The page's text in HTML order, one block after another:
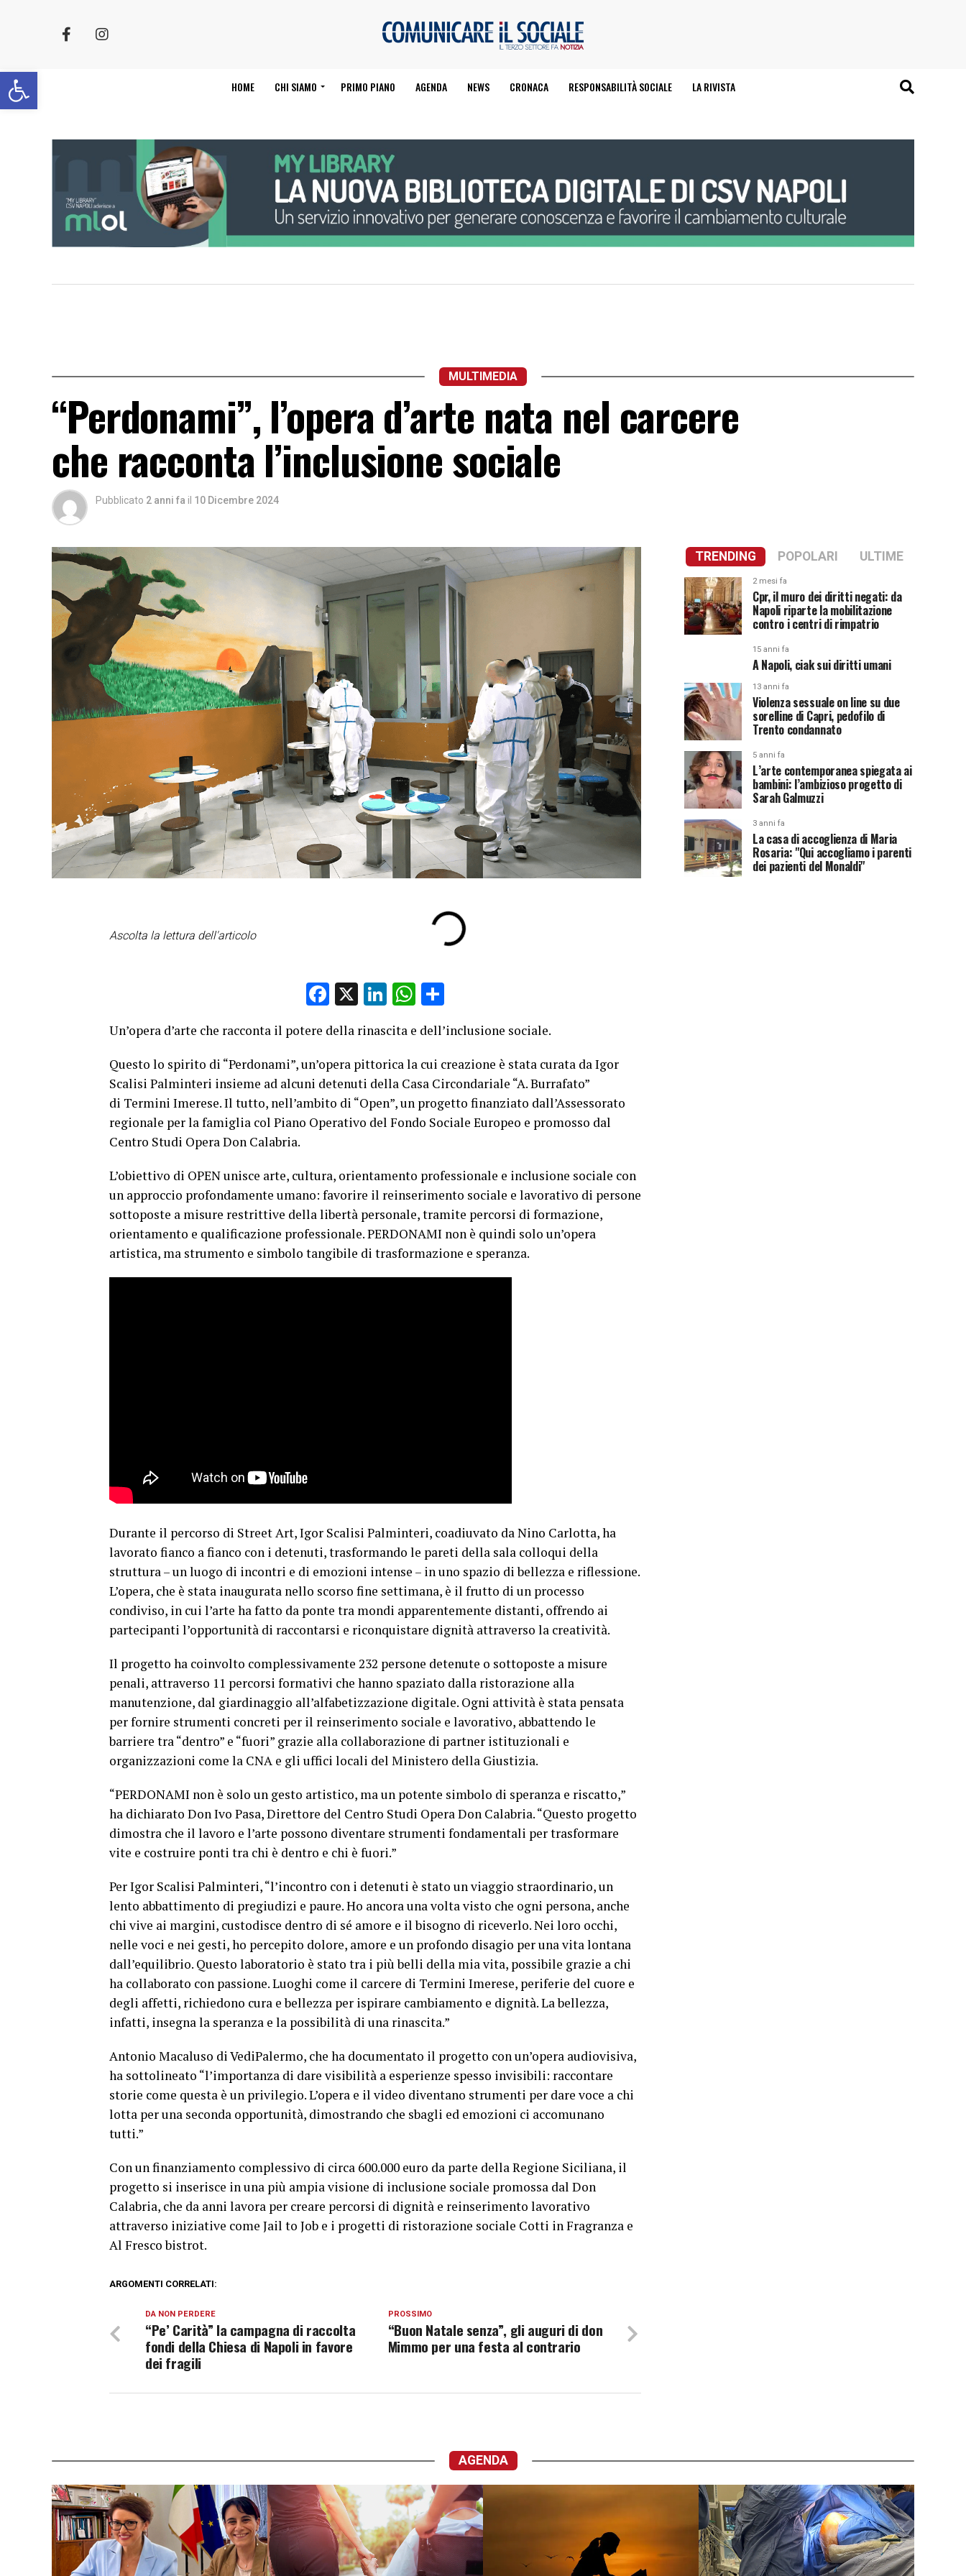
Apri la barra degli strumenti HOME CHI SIAMO PRIMO PIANO AGENDA NEWS CRONACA RESPONSABILITÀ SOCIALE LA RIVISTA
MULTIMEDIA
“Perdonami”, l’opera d’arte nata nel carcere
che racconta l’inclusione sociale
Pubblicato 2 anni fa il 10 Dicembre 2024
Ascolta la lettura dell'articolo
Facebook
X LinkedIn
WhatsApp
Un’opera d’arte che racconta il potere della rinascita e dell’inclusione sociale.
Questo lo spirito di “Perdonami”, un’opera pittorica la cui creazione è stata curata da Igor
Scalisi Palminteri insieme ad alcuni detenuti della Casa Circondariale “A. Burrafato”
di Termini Imerese. Il tutto, nell’ambito di “Open”, un progetto finanziato dall’Assessorato
regionale per la famiglia col Piano Operativo del Fondo Sociale Europeo e promosso dal
Centro Studi Opera Don Calabria.
L’obiettivo di OPEN unisce arte, cultura, orientamento professionale e inclusione sociale con
un approccio profondamente umano: favorire il reinserimento sociale e lavorativo di persone
sottoposte a misure restrittive della libertà personale, tramite percorsi di formazione,
orientamento e qualificazione professionale. PERDONAMI non è quindi solo un’opera
artistica, ma strumento e simbolo tangibile di trasformazione e speranza.
Durante il percorso di Street Art, Igor Scalisi Palminteri, coadiuvato da Nino Carlotta, ha
lavorato fianco a fianco con i detenuti, trasformando le pareti della sala colloqui della
struttura – un luogo di incontri e di emozioni intense – in uno spazio di bellezza e riflessione.
L’opera, che è stata inaugurata nello scorso fine settimana, è il frutto di un processo
condiviso, in cui l’arte ha fatto da ponte tra mondi apparentemente distanti, offrendo ai
partecipanti l’opportunità di raccontarsi e riconquistare dignità attraverso la creatività.
Il progetto ha coinvolto complessivamente 232 persone detenute o sottoposte a misure
penali, attraverso 11 percorsi formativi che hanno spaziato dalla ristorazione alla
manutenzione, dal giardinaggio all’alfabetizzazione digitale. Ogni attività è stata pensata
per fornire strumenti concreti per il reinserimento sociale e lavorativo, abbattendo le
barriere tra “dentro” e “fuori” grazie alla collaborazione di partner istituzionali e
organizzazioni come la CNA e gli uffici locali del Ministero della Giustizia.
“PERDONAMI non è solo un gesto artistico, ma un potente simbolo di speranza e riscatto,”
ha dichiarato Don Ivo Pasa, Direttore del Centro Studi Opera Don Calabria. “Questo progetto
dimostra che il lavoro e l’arte possono diventare strumenti fondamentali per trasformare
vite e costruire ponti tra chi è dentro e chi è fuori.”
Per Igor Scalisi Palminteri, “l’incontro con i detenuti è stato un viaggio straordinario, un
lento abbattimento di pregiudizi e paure. Ho ancora una volta visto che ogni persona, anche
chi vive ai margini, custodisce dentro di sé amore e il bisogno di riceverlo. Nei loro occhi,
nelle voci e nei gesti, ho percepito dolore, amore e un profondo disagio per una vita lontana
dall’equilibrio. Questo laboratorio è stato tra i più belli della mia vita, possibile grazie a chi
ha collaborato con passione. Luoghi come il carcere di Termini Imerese, periferie del cuore e
degli affetti, richiedono cura e bellezza per ispirare cambiamento e dignità. La bellezza,
infatti, insegna la speranza e la possibilità di una rinascita.”
Antonio Macaluso di VediPalermo, che ha documentato il progetto con un’opera audiovisiva,
ha sottolineato “l’importanza di dare visibilità a esperienze spesso invisibili: raccontare
storie come questa è un privilegio. L’opera e il video diventano strumenti per dare voce a chi
lotta per una seconda opportunità, dimostrando che sbagli ed emozioni ci accomunano
tutti.”
Con un finanziamento complessivo di circa 600.000 euro da parte della Regione Siciliana, il
progetto si inserisce in una più ampia visione di inclusione sociale promossa dal Don
Calabria, che da anni lavora per creare percorsi di dignità e reinserimento lavorativo
attraverso iniziative come Jail to Job e i progetti di ristorazione sociale Cotti in Fragranza e
Al Fresco bistrot.
ARGOMENTI CORRELATI:
PROSSIMO
“Buon Natale senza”, gli auguri di don
Mimmo per una festa al contrario
DA NON PERDERE
“Pe’ Carità” la campagna di raccolta
fondi della Chiesa di Napoli in favore
dei fragili
TRENDING POPOLARI ULTIME
2 mesi fa
Cpr, il muro dei diritti negati: da
Napoli riparte la mobilitazione
contro i centri di rimpatrio
15 anni fa
A Napoli, ciak sui diritti umani
13 anni fa
Violenza sessuale on line su due
sorelline di Capri, pedofilo di
Trento condannato
5 anni fa
L’arte contemporanea spiegata ai
bambini: l’ambizioso progetto di
Sarah Galmuzzi
3 anni fa
La casa di accoglienza di Maria
Rosaria: "Qui accogliamo i parenti
dei pazienti del Monaldi"
AGENDA